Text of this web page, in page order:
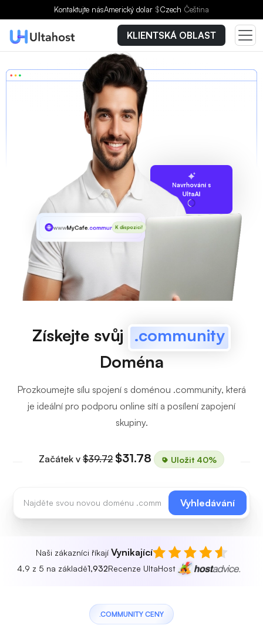
Kontaktujte násAmerický dolar $Czech Čeština
KLIENTSKÁ OBLAST
Navrhování s
UltaAI
wwwMyCafe.communityK dispozici!
Získejte svůj .community
Doména
Prozkoumejte sílu spojení s doménou .community, která
je ideální pro podporu online sítí a posílení zapojení
skupiny.
Začátek v $39.72 $31.78 Uložit 40%
Vyhledávání
Naši zákazníci říkají Vynikající
4.9 z 5 na základě1,932Recenze UltaHost
.COMMUNITY CENY